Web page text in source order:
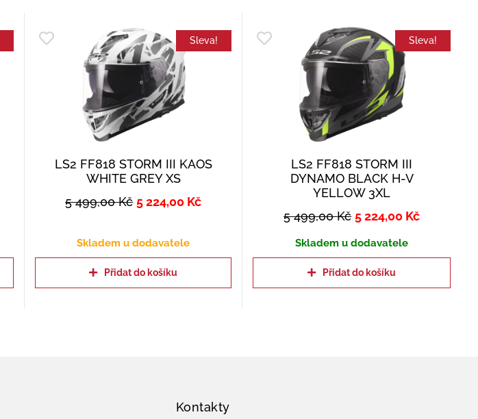
Sleva!
LS2 FF818 STORM III KAOS
WHITE GREY XS
5 499,00Kč 5 224,00 Kč
Skladem u dodavatele
Přidat do košíku
Sleva!
LS2 FF818 STORM III
DYNAMO BLACK H-V
YELLOW 3XL
5 499,00Kč 5 224,00 Kč
Skladem u dodavatele
Přidat do košíku
Kontakty